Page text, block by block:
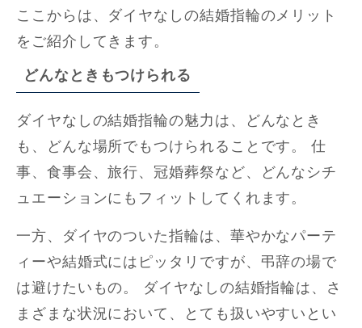
ここからは、ダイヤなしの結婚指輪のメリット
をご紹介してきます。
どんなときもつけられる
ダイヤなしの結婚指輪の魅力は、どんなとき
も、どんな場所でもつけられることです。 仕
事、食事会、旅行、冠婚葬祭など、どんなシチ
ュエーションにもフィットしてくれます。
一方、ダイヤのついた指輪は、華やかなパーテ
ィーや結婚式にはピッタリですが、弔辞の場で
は避けたいもの。 ダイヤなしの結婚指輪は、さ
まざまな状況において、とても扱いやすいとい